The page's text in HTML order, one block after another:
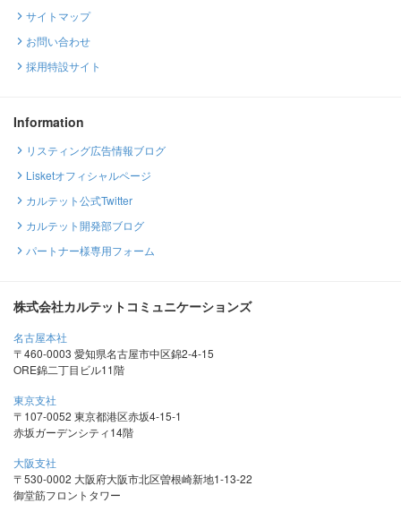
サイトマップ
お問い合わせ
採用特設サイト
Information
リスティング広告情報ブログ
Lisketオフィシャルページ
カルテット公式Twitter
カルテット開発部ブログ
パートナー様専用フォーム
株式会社カルテットコミュニケーションズ
名古屋本社
〒460-0003 愛知県名古屋市中区錦2-4-15
ORE錦二丁目ビル11階
東京支社
〒107-0052 東京都港区赤坂4-15-1
赤坂ガーデンシティ14階
大阪支社
〒530-0002 大阪府大阪市北区曽根崎新地1-13-22
御堂筋フロントタワー